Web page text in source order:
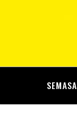
SEMASA